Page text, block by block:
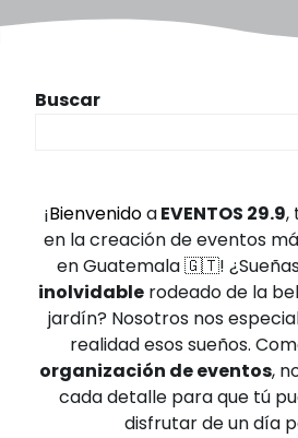
Buscar
¡BienvenidoaEVENTOS 29.9,
en la creación de eventos
en Guatemala 🇬🇹!
inolvidablerodeado de la
jardín? Nosotros nos
realidad esos sueños.
organización de eventos,
cada detalle para que tú
disfrutar de un día